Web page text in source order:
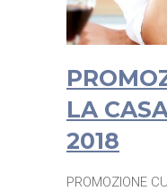
LA
2018
PROMOZIONE